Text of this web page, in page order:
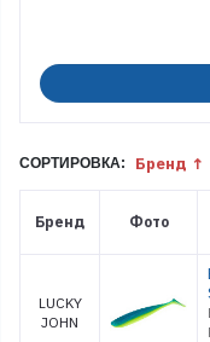
СОРТИРОВКА: Бренд
Бренд Фото
LUCKY
JOHN